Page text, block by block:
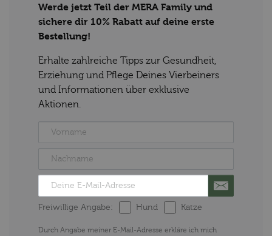
Werde jetzt Teil der MERA Family und
sichere dir 10% Rabatt auf deine erste
Bestellung!
Erhalte zahlreiche Tipps zur Gesundheit,
Erziehung und Pflege Deines Vierbeiners
und Informationen über exklusive
Aktionen.
Freiwillige Angabe: Hund Katze
Durch Angabe meiner E-Mail-Adresse erkläre ich mich